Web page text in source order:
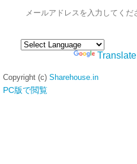
Translate
Copyright (c) Sharehouse.in
PC版で閲覧